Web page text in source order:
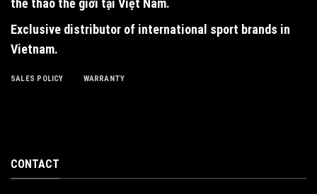
thể thao thế giới tại Việt Nam.
Exclusive distributor of international sport brands in
Vietnam.
SALES POLICY WARRANTY
CONTACT